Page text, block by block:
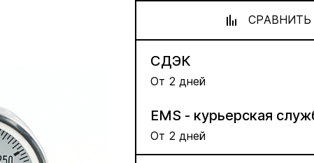
СРАВНИТЬ
СДЭК
От 2 дней
EMS - курьерская
От 2 дней